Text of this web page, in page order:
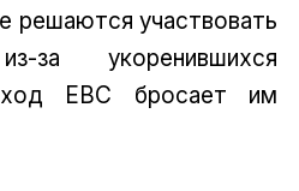
решаются участвовать
за укоренившихся
EBC бросает им